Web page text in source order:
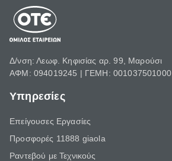
Δ/νση: Λεωφ. Κηφισίας αρ. 99, Μαρούσι
ΑΦΜ: 094019245 | ΓΕΜΗ: 001037501000
Υπηρεσίες
Επείγουσες Εργασίες
Προσφορές 11888 giaola
Ραντεβού με Τεχνικούς